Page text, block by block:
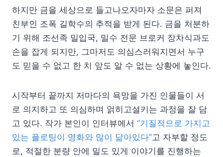
하지만 금을 세상으로 들고나오자마자 소문은 퍼져
친부인 조폭 길학수의 추적을 받게 된다. 금을 처분하
기 위해 조선족 밀입국, 밀수 전문 브로커 장차식과도
손을 잡게 되지만, 그마저도 의심스러워지면서 누구
도 믿을 수 없고 한 치 앞도 알 수 없는 상황에 놓인다.
시작부터 끝까지 저마다의 욕망을 가진 인물들이 서
로 의지하고 또 의심하며 얽히고설키는 과정을 잘 담
고 있다. 작가 본인이 인터뷰에서 “기질적으로 가지고
있는 플로팅이 영화와 많이 닮아있다”고 자부할 정도
로, 적절한 분량 안에 밀도 있게 이야기를 진행하는